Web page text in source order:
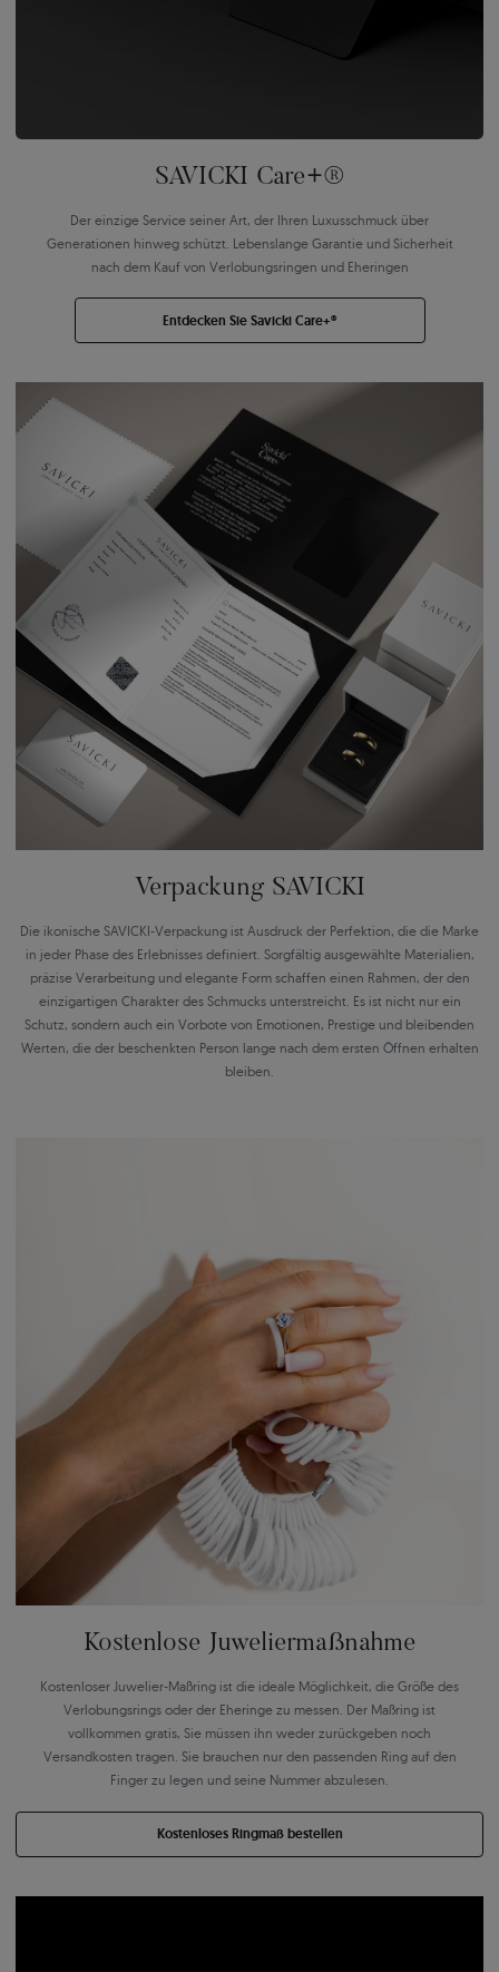
SAVICKI Care+®
Der einzige Service seiner Art, der Ihren Luxusschmuck über
Generationen hinweg schützt. Lebenslange Garantie und Sicherheit
nach dem Kauf von Verlobungsringen und Eheringen
Entdecken Sie Savicki Care+®
Verpackung SAVICKI
Die ikonische SAVICKI-Verpackung ist Ausdruck der Perfektion, die die Marke
in jeder Phase des Erlebnisses definiert. Sorgfältig ausgewählte Materialien,
präzise Verarbeitung und elegante Form schaffen einen Rahmen, der den
einzigartigen Charakter des Schmucks unterstreicht. Es ist nicht nur ein
Schutz, sondern auch ein Vorbote von Emotionen, Prestige und bleibenden
Werten, die der beschenkten Person lange nach dem ersten Öffnen erhalten
bleiben.
Kostenlose Juweliermaßnahme
Kostenloser Juwelier-Maßring ist die ideale Möglichkeit, die Größe des
Verlobungsrings oder der Eheringe zu messen. Der Maßring ist
vollkommen gratis, Sie müssen ihn weder zurückgeben noch
Versandkosten tragen. Sie brauchen nur den passenden Ring auf den
Finger zu legen und seine Nummer abzulesen.
Kostenloses Ringmaß bestellen